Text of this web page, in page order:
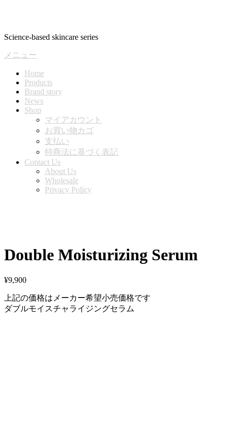
ン
ツ
Science-based skincare series
メニュー
Home
Products
Brand story
News
Shop
マイアカウント
お買い物カゴ
支払い
特商法に基づく表記
Contact Us
About Us
Wholesale
Privacy Policy
Double Moisturizing Serum
¥9,900
上記の価格はメーカー希望小売価格です
ダブルモイスチャライジングセラム